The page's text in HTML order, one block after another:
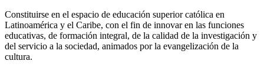
Constituirse en el espacio de educación superior católica en
Latinoamérica y el Caribe, con el fin de innovar en las funciones
educativas, de formación integral, de la calidad de la investigación y
del servicio a la sociedad, animados por la evangelización de la
cultura.